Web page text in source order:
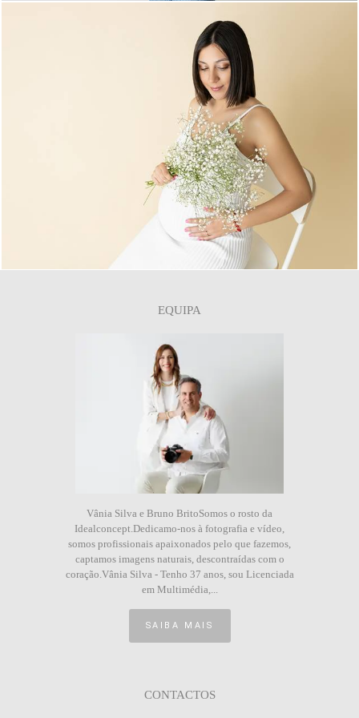
0
EQUIPA
Vânia Silva e Bruno BritoSomos o rosto da
Idealconcept.Dedicamo-nos à fotografia e vídeo,
somos profissionais apaixonados pelo que fazemos,
captamos imagens naturais, descontraídas com o
coração.Vânia Silva - Tenho 37 anos, sou Licenciada
em Multimédia,...
SAIBA MAIS
CONTACTOS